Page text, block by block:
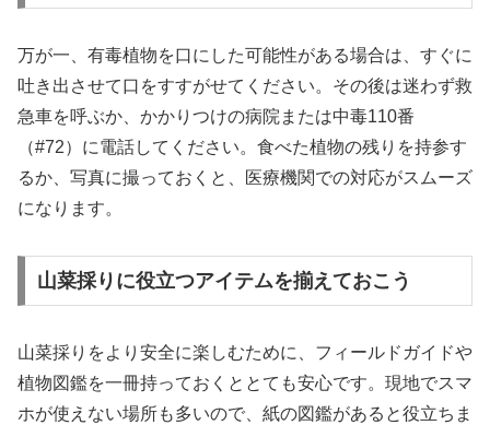
万が一、有毒植物を口にした可能性がある場合は、すぐに
吐き出させて口をすすがせてください。その後は迷わず救
急車を呼ぶか、かかりつけの病院または中毒110番
（#72）に電話してください。食べた植物の残りを持参す
るか、写真に撮っておくと、医療機関での対応がスムーズ
になります。
山菜採りに役立つアイテムを揃えておこう
山菜採りをより安全に楽しむために、フィールドガイドや
植物図鑑を一冊持っておくととても安心です。現地でスマ
ホが使えない場所も多いので、紙の図鑑があると役立ちま